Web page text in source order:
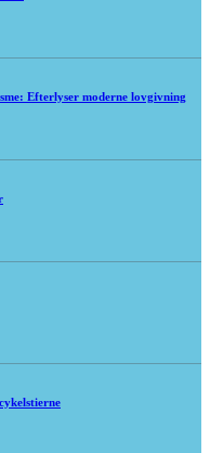
Efterlyser moderne lovgivning